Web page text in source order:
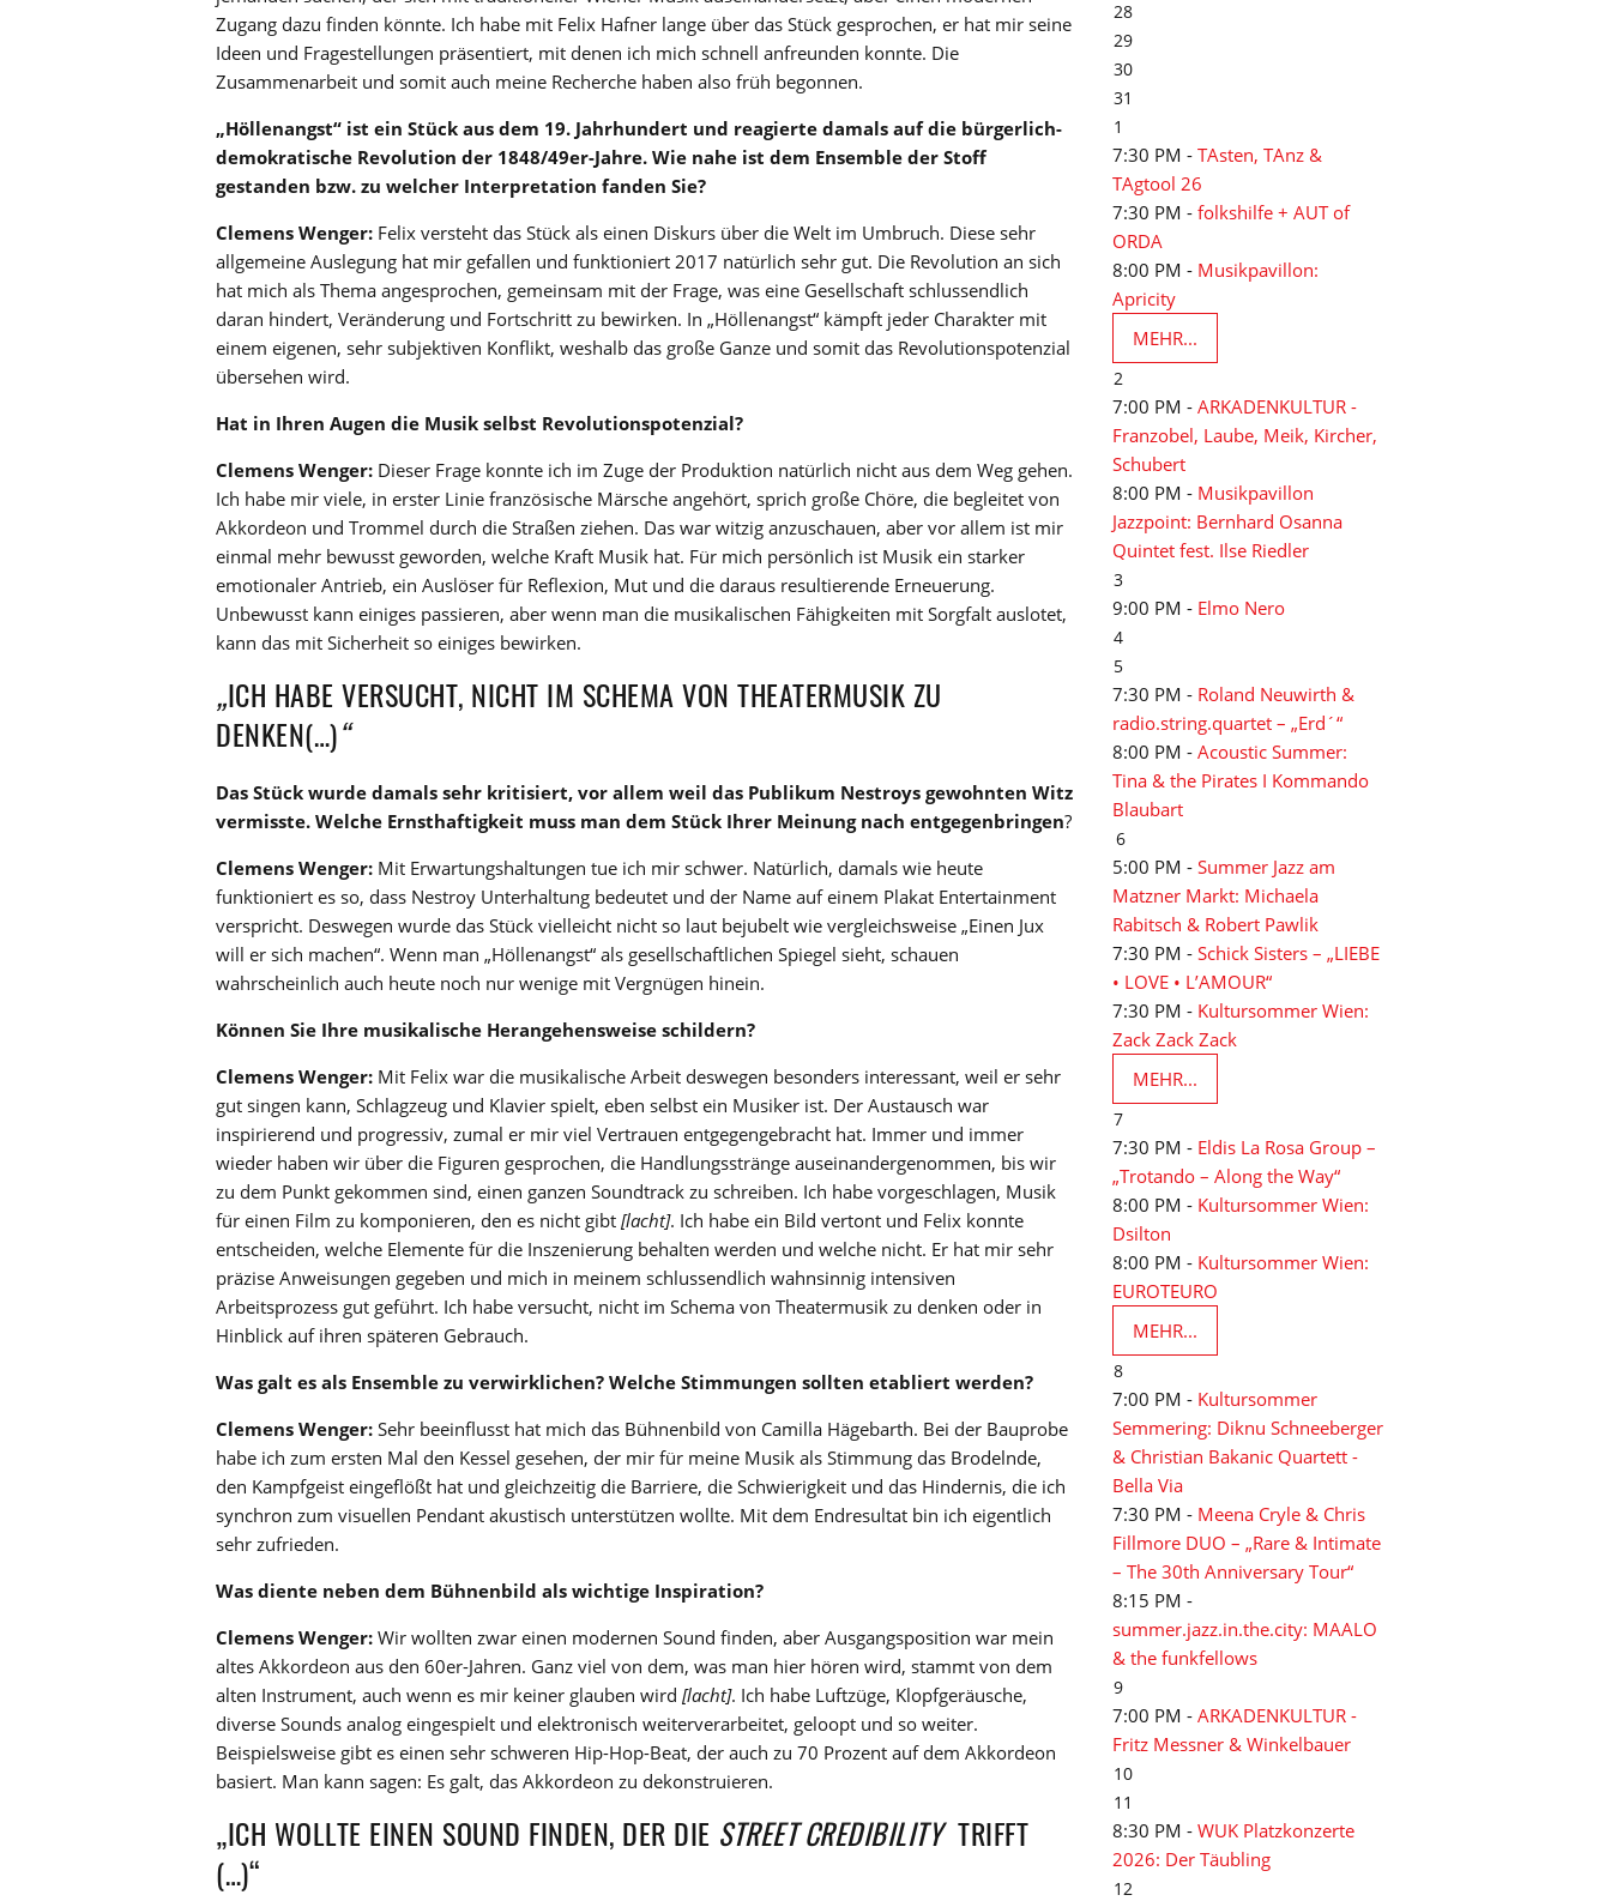
Zugang dazu finden könnte. Ich habe mit Felix Hafner lange über das Stück gesprochen, er hat mir seine
Ideen und Fragestellungen präsentiert, mit denen ich mich schnell anfreunden konnte. Die
Zusammenarbeit und somit auch meine Recherche haben also früh begonnen.
„Höllenangst“ ist ein Stück aus dem 19. Jahrhundert und reagierte damals auf die bürgerlich-
demokratische Revolution der 1848/49er-Jahre. Wie nahe ist dem Ensemble der Stoff
gestanden bzw. zu welcher Interpretation fanden Sie?
Clemens Wenger: Felix versteht das Stück als einen Diskurs über die Welt im Umbruch. Diese sehr
allgemeine Auslegung hat mir gefallen und funktioniert 2017 natürlich sehr gut. Die Revolution an sich
hat mich als Thema angesprochen, gemeinsam mit der Frage, was eine Gesellschaft schlussendlich
daran hindert, Veränderung und Fortschritt zu bewirken. In „Höllenangst“ kämpft jeder Charakter mit
einem eigenen, sehr subjektiven Konflikt, weshalb das große Ganze und somit das Revolutionspotenzial
übersehen wird.
Hat in Ihren Augen die Musik selbst Revolutionspotenzial?
Clemens Wenger: Dieser Frage konnte ich im Zuge der Produktion natürlich nicht aus dem Weg gehen.
Ich habe mir viele, in erster Linie französische Märsche angehört, sprich große Chöre, die begleitet von
Akkordeon und Trommel durch die Straßen ziehen. Das war witzig anzuschauen, aber vor allem ist mir
einmal mehr bewusst geworden, welche Kraft Musik hat. Für mich persönlich ist Musik ein starker
emotionaler Antrieb, ein Auslöser für Reflexion, Mut und die daraus resultierende Erneuerung.
Unbewusst kann einiges passieren, aber wenn man die musikalischen Fähigkeiten mit Sorgfalt auslotet,
kann das mit Sicherheit so einiges bewirken.
„ICH HABE VERSUCHT, NICHT IM SCHEMA VON THEATERMUSIK ZU
DENKEN(…)“
Das Stück wurde damals sehr kritisiert, vor allem weil das Publikum Nestroys gewohnten Witz
vermisste. Welche Ernsthaftigkeit muss man dem Stück Ihrer Meinung nach entgegenbringen?
Clemens Wenger: Mit Erwartungshaltungen tue ich mir schwer. Natürlich, damals wie heute
funktioniert es so, dass Nestroy Unterhaltung bedeutet und der Name auf einem Plakat Entertainment
verspricht. Deswegen wurde das Stück vielleicht nicht so laut bejubelt wie vergleichsweise „Einen Jux
will er sich machen“. Wenn man „Höllenangst“ als gesellschaftlichen Spiegel sieht, schauen
wahrscheinlich auch heute noch nur wenige mit Vergnügen hinein.
Können Sie Ihre musikalische Herangehensweise schildern?
Clemens Wenger: Mit Felix war die musikalische Arbeit deswegen besonders interessant, weil er sehr
gut singen kann, Schlagzeug und Klavier spielt, eben selbst ein Musiker ist. Der Austausch war
inspirierend und progressiv, zumal er mir viel Vertrauen entgegengebracht hat. Immer und immer
wieder haben wir über die Figuren gesprochen, die Handlungsstränge auseinandergenommen, bis wir
zu dem Punkt gekommen sind, einen ganzen Soundtrack zu schreiben. Ich habe vorgeschlagen, Musik
für einen Film zu komponieren, den es nicht gibt [lacht]. Ich habe ein Bild vertont und Felix konnte
entscheiden, welche Elemente für die Inszenierung behalten werden und welche nicht. Er hat mir sehr
präzise Anweisungen gegeben und mich in meinem schlussendlich wahnsinnig intensiven
Arbeitsprozess gut geführt. Ich habe versucht, nicht im Schema von Theatermusik zu denken oder in
Hinblick auf ihren späteren Gebrauch.
Was galt es als Ensemble zu verwirklichen? Welche Stimmungen sollten etabliert werden?
Clemens Wenger: Sehr beeinflusst hat mich das Bühnenbild von Camilla Hägebarth. Bei der Bauprobe
habe ich zum ersten Mal den Kessel gesehen, der mir für meine Musik als Stimmung das Brodelnde,
den Kampfgeist eingeflößt hat und gleichzeitig die Barriere, die Schwierigkeit und das Hindernis, die ich
synchron zum visuellen Pendant akustisch unterstützen wollte. Mit dem Endresultat bin ich eigentlich
sehr zufrieden.
Was diente neben dem Bühnenbild als wichtige Inspiration?
Clemens Wenger: Wir wollten zwar einen modernen Sound finden, aber Ausgangsposition war mein
altes Akkordeon aus den 60er-Jahren. Ganz viel von dem, was man hier hören wird, stammt von dem
alten Instrument, auch wenn es mir keiner glauben wird [lacht]. Ich habe Luftzüge, Klopfgeräusche,
diverse Sounds analog eingespielt und elektronisch weiterverarbeitet, geloopt und so weiter.
Beispielsweise gibt es einen sehr schweren Hip-Hop-Beat, der auch zu 70 Prozent auf dem Akkordeon
basiert. Man kann sagen: Es galt, das Akkordeon zu dekonstruieren.
„ICH WOLLTE EINEN SOUND FINDEN, DER DIE STREET CREDIBILITYTRIFFT
(…)“
28
29
30
31
1
7:30 PM - TAsten, TAnz &
TAgtool 26
7:30 PM - folkshilfe + AUT of
ORDA
8:00 PM - Musikpavillon:
Apricity
MEHR...
2
7:00 PM - ARKADENKULTUR -
Franzobel, Laube, Meik, Kircher,
Schubert
8:00 PM - Musikpavillon
Jazzpoint: Bernhard Osanna
Quintet fest. Ilse Riedler
3
9:00 PM - Elmo Nero
4
5
7:30 PM - Roland Neuwirth &
radio.string.quartet – „Erd´“
8:00 PM - Acoustic Summer:
Tina & the Pirates I Kommando
Blaubart
6
5:00 PM - Summer Jazz am
Matzner Markt: Michaela
Rabitsch & Robert Pawlik
7:30 PM - Schick Sisters – „LIEBE
• LOVE • L’AMOUR“
7:30 PM - Kultursommer Wien:
Zack Zack Zack
MEHR...
7
7:30 PM - Eldis La Rosa Group –
„Trotando – Along the Way“
8:00 PM - Kultursommer Wien:
Dsilton
8:00 PM - Kultursommer Wien:
EUROTEURO
MEHR...
8
7:00 PM - Kultursommer
Semmering: Diknu Schneeberger
& Christian Bakanic Quartett -
Bella Via
7:30 PM - Meena Cryle & Chris
Fillmore DUO – „Rare & Intimate
– The 30th Anniversary Tour“
8:15 PM -
summer.jazz.in.the.city: MAALO
& the funkfellows
9
7:00 PM - ARKADENKULTUR -
Fritz Messner & Winkelbauer
10
11
8:30 PM - WUK Platzkonzerte
2026: Der Täubling
12